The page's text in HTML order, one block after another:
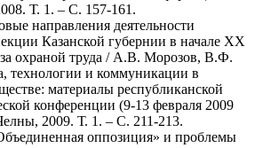
Т. 1. – С. 157-161.
направления деятельности
Казанской губернии в начале ХХ
за охраной труда / А.В. Морозов, В.Ф.
технологии и коммуникации в
материалы республиканской
конференции (9-13 февраля 2009
2009. Т. 1. – С. 211-213.
оппозиция» и проблемы